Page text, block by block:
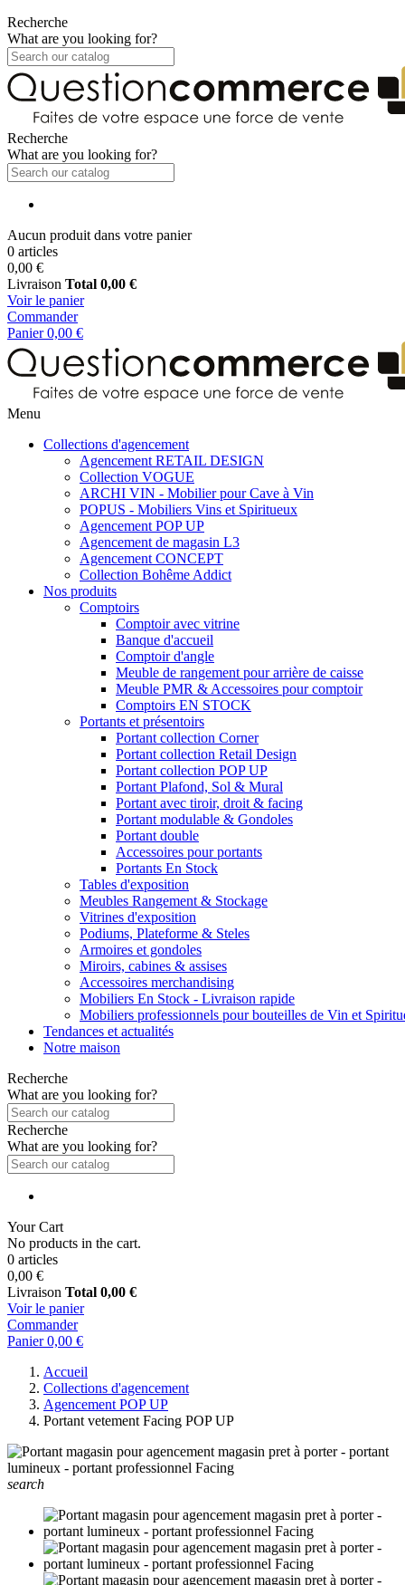
Recherche
What are you looking for?
Recherche
What are you looking for?
Aucun produit dans votre panier
0 articles
0,00 €
Livraison Total 0,00 €
Voir le panier
Commander
Panier 0,00 €
Menu
Collections d'agencement
Agencement RETAIL DESIGN
Collection VOGUE
ARCHI VIN - Mobilier pour Cave à Vin
POPUS - Mobiliers Vins et Spiritueux
Agencement POP UP
Agencement de magasin L3
Agencement CONCEPT
Collection Bohême Addict
Nos produits
Comptoirs
Comptoir avec vitrine
Banque d'accueil
Comptoir d'angle
Meuble de rangement pour arrière de caisse
Meuble PMR & Accessoires pour comptoir
Comptoirs EN STOCK
Portants et présentoirs
Portant collection Corner
Portant collection Retail Design
Portant collection POP UP
Portant Plafond, Sol & Mural
Portant avec tiroir, droit & facing
Portant modulable & Gondoles
Portant double
Accessoires pour portants
Portants En Stock
Tables d'exposition
Meubles Rangement & Stockage
Vitrines d'exposition
Podiums, Plateforme & Steles
Armoires et gondoles
Miroirs, cabines & assises
Accessoires merchandising
Mobiliers En Stock - Livraison rapide
Mobiliers professionnels pour bouteilles de Vin et
Tendances et actualités
Notre maison
Recherche
What are you looking for?
Recherche
What are you looking for?
Your Cart
No products in the cart.
0 articles
0,00 €
Livraison Total 0,00 €
Voir le panier
Commander
Panier 0,00 €
Accueil
Collections d'agencement
Agencement POP UP
Portant vetement Facing POP UP
search